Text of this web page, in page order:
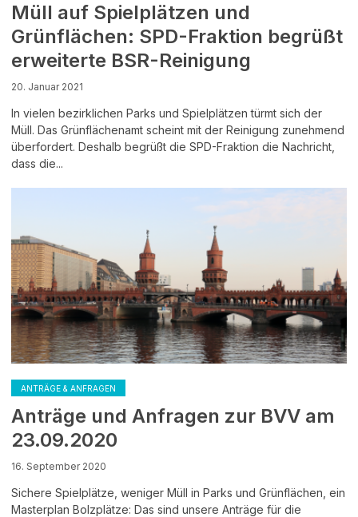
Müll auf Spielplätzen und
Grünflächen: SPD-Fraktion begrüßt
erweiterte BSR-Reinigung
20. Januar 2021
In vielen bezirklichen Parks und Spielplätzen türmt sich der
Müll. Das Grünflächenamt scheint mit der Reinigung zunehmend
überfordert. Deshalb begrüßt die SPD-Fraktion die Nachricht,
dass die...
ANTRÄGE & ANFRAGEN
Anträge und Anfragen zur BVV am
23.09.2020
16. September 2020
Sichere Spielplätze, weniger Müll in Parks und Grünflächen, ein
Masterplan Bolzplätze: Das sind unsere Anträge für die